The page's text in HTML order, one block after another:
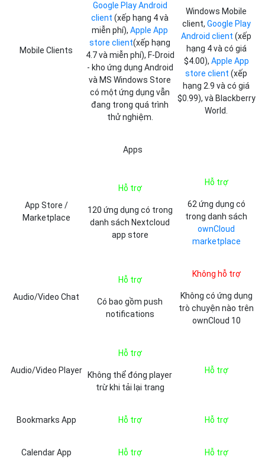
Mobile Clients
Google Play Android
client (xếp hạng 4 và
miễn phí), Apple App
store client(xếp hạng
4.7 và miễn phí), F-Droid
- kho ứng dụng Android
và MS Windows Store
có một ứng dụng vẫn
đang trong quá trình
thử nghiệm.
Windows Mobile
client, Google Play
Android client (xếp
hạng 4 và có giá
$4.00), Apple App
store client (xếp
hạng 2.9 và có giá
$0.99), và Blackberry
World.
Apps
App Store /
Marketplace
Hỗ trợ
120 ứng dụng có trong
danh sách Nextcloud
app store
Hỗ trợ
62 ứng dụng có
trong danh sách
ownCloud
marketplace
Audio/Video Chat
Hỗ trợ
Có bao gồm push
notifications
Không hỗ trợ
Không có ứng dụng
trò chuyện nào trên
ownCloud 10
Audio/Video Player
Hỗ trợ
Không thể đóng player
trừ khi tải lại trang
Hỗ trợ
Bookmarks App Hỗ trợ Hỗ trợ
Calendar App Hỗ trợ Hỗ trợ